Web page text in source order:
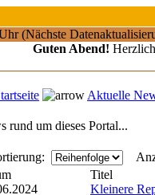
(Nächste
Guten Abend!
Aktuelle
rund um dieses Portal...
Titel
Kleinere